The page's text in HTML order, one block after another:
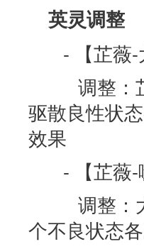
英灵调整
- 【芷薇-
调整：
驱散良性状
效果
- 【芷薇-
调整：
个不良状态